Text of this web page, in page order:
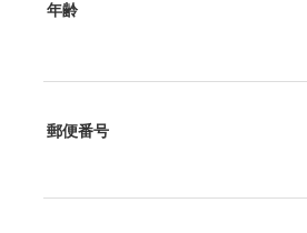
年齢
郵便番号